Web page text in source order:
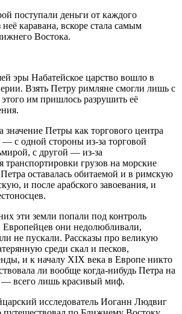
поступали деньги от каждого
каравана, вскоре стала самым
Востока.
эры Набатейское царство вошло в
Взять Петру римляне смогли лишь с
им пришлось разрушить её
Петры как торгового центра
— с одной стороны из-за торговой
с другой — из-за
транспортировки грузов на морские
оставалась обитаемой и в римскую
и после арабского завоевания, и
эти земли попали под контроль
Европейцев они недолюбливали,
не пускали. Рассказы про великую
среди скал и песков,
и к началу XIX века в Европе никто
ли вообще когда-нибудь Петра на
— всего лишь красивый миф.
исследователь Иоганн Людвиг